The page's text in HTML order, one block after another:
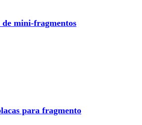
de mini-fragmentos
para fragmento